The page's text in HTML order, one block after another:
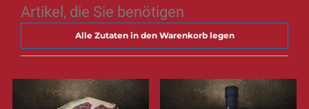
Artikel, die Sie benötigen
Alle Zutaten in den Warenkorb legen